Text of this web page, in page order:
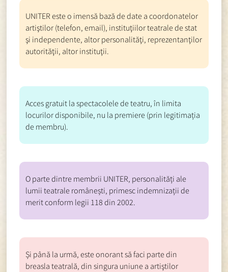
UNITER este o imensă bază de date a coordonatelor
artiştilor (telefon, email), instituţiilor teatrale de stat
şi independente, altor personalităţi, reprezentanţilor
autorităţii, altor instituţii.
Acces gratuit la spectacolele de teatru, în limita
locurilor disponibile, nu la premiere (prin legitimația
de membru).
O parte dintre membrii UNITER, personalități ale
lumii teatrale românești, primesc indemnizații de
merit conform legii 118 din 2002.
Și până la urmă, este onorant să faci parte din
breasla teatrală, din singura uniune a artiştilor